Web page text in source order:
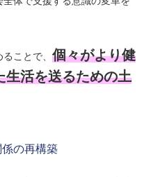
ことで、 個々がより健
生活を送るための土
の再構築